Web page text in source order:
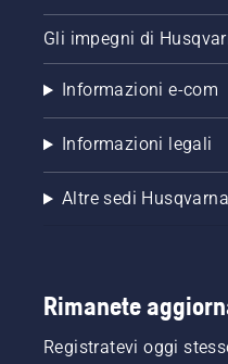
Gli impegni di
Informazioni e-com
Informazioni legali
Altre sedi Husqvarna
Rimanete
Registratevi oggi